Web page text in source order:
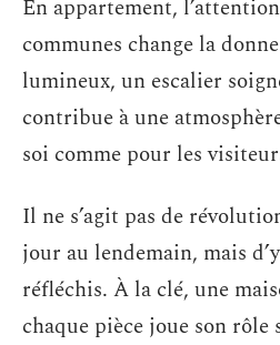
En appartement,
communes change la
lumineux, un escalier
contribue à une
soi comme pour les
Il ne s’agit pas de
jour au lendemain, mais
réfléchis. À la clé, une
chaque pièce joue son rôle